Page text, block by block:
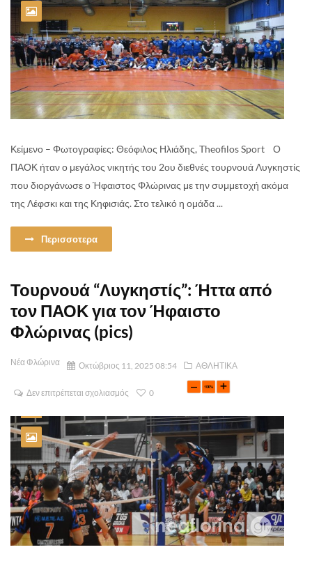
Κείμενο – Φωτογραφίες: Θεόφιλος Ηλιάδης, Theofilos Sport Ο
ΠΑΟΚ ήταν ο μεγάλος νικητής του 2ου διεθνές τουρνουά Λυγκηστίς
που διοργάνωσε ο Ήφαιστος Φλώρινας με την συμμετοχή ακόμα
της Λέφσκι και της Κηφισιάς. Στο τελικό η ομάδα ...
Περισσοτερα
Τουρνουά “Λυγκηστίς”: Ήττα από
τον ΠΑΟΚ για τον Ήφαιστο
Φλώρινας (pics)
Νέα Φλώρινα Οκτώβριος 11, 2025 08:54 ΑΘΛΗΤΙΚΑ
Δεν επιτρέπεται σχολιασμός 0